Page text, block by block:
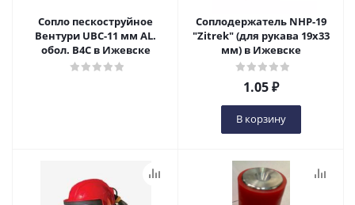
Сопло пескоструйное
Вентури UBC-11 мм AL.
обол. В4С в Ижевске
Соплодержатель NHP-19
"Zitrek" (для рукава 19х33
мм) в Ижевске
1.05₽
В корзину